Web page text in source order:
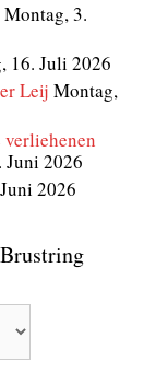
Montag, 3.
16. Juli 2026
Leij Montag,
Juni 2026
2026